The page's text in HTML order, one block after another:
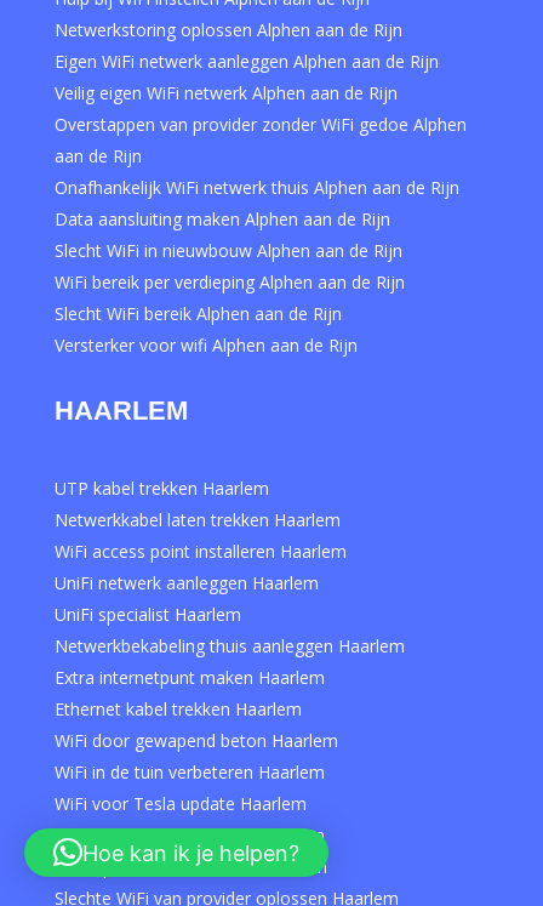
Netwerkstoring oplossen Alphen aan de Rijn
Eigen WiFi netwerk aanleggen Alphen aan de Rijn
Veilig eigen WiFi netwerk Alphen aan de Rijn
Overstappen van provider zonder WiFi gedoe Alphen
aan de Rijn
Onafhankelijk WiFi netwerk thuis Alphen aan de Rijn
Data aansluiting maken Alphen aan de Rijn
Slecht WiFi in nieuwbouw Alphen aan de Rijn
WiFi bereik per verdieping Alphen aan de Rijn
Slecht WiFi bereik Alphen aan de Rijn
Versterker voor wifi Alphen aan de Rijn
HAARLEM
UTP kabel trekken Haarlem
Netwerkkabel laten trekken Haarlem
WiFi access point installeren Haarlem
UniFi netwerk aanleggen Haarlem
UniFi specialist Haarlem
Netwerkbekabeling thuis aanleggen Haarlem
Extra internetpunt maken Haarlem
Ethernet kabel trekken Haarlem
WiFi door gewapend beton Haarlem
WiFi in de tuin verbeteren Haarlem
WiFi voor Tesla update Haarlem
WiFi in carport aanleggen Haarlem
WiFi op zolder verbeteren Haarlem
Slechte WiFi van provider oplossen Haarlem
Hoe kan ik je helpen?